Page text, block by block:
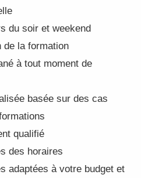
du soir et weekend
de la formation
à tout moment de
basée sur des cas
qualifié
des horaires
adaptées à votre budget et